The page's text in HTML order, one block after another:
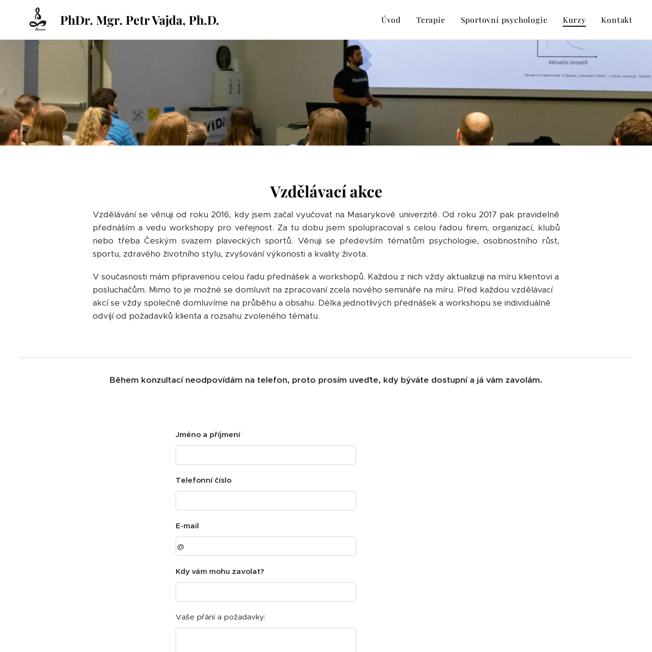
PhDr. Mgr. Petr Vajda, Ph.D. Úvod Terapie Sportovní psychologie Kurzy Kontakt
Vzdělávací akce
Vzdělávání se věnuji od roku 2016, kdy jsem začal vyučovat na Masarykově univerzitě. Od roku 2017 pak pravidelně
přednáším a vedu workshopy pro veřejnost. Za tu dobu jsem spolupracoval s celou řadou firem, organizací, klubů
nebo třeba Českým svazem plaveckých sportů. Věnuji se především tématům psychologie, osobnostního růst,
sportu, zdravého životního stylu, zvyšování výkonosti a kvality života.
V současnosti mám připravenou celou řadu přednášek a workshopů. Každou z nich vždy aktualizuji na míru klientovi a
posluchačům. Mimo to je možné se domluvit na zpracovaní zcela nového semináře na míru. Před každou vzdělávací
akcí se vždy společně domluvíme na průběhu a obsahu. Délka jednotlivých přednášek a workshopu se individuálně
odvíjí od požadavků klienta a rozsahu zvoleného tématu.
Během konzultací neodpovídám na telefon, proto prosím uveďte, kdy býváte dostupní a já vám zavolám.
Jméno a příjmení
Telefonní číslo
E-mail
Kdy vám mohu zavolat?
Vaše přání a požadavky: